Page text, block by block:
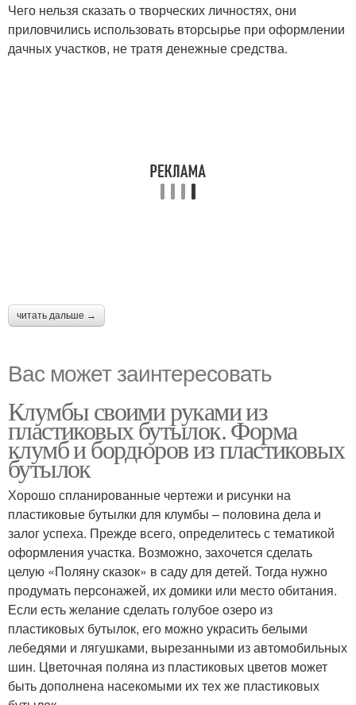
Чего нельзя сказать о творческих личностях, они
приловчились использовать вторсырье при оформлении
дачных участков, не тратя денежные средства.
читать дальше →
Вас может заинтересовать
Клумбы своими руками из
пластиковых бутылок. Форма
клумб и бордюров из пластиковых
бутылок
Хорошо спланированные чертежи и рисунки на
пластиковые бутылки для клумбы – половина дела и
залог успеха. Прежде всего, определитесь с тематикой
оформления участка. Возможно, захочется сделать
целую «Поляну сказок» в саду для детей. Тогда нужно
продумать персонажей, их домики или место обитания.
Если есть желание сделать голубое озеро из
пластиковых бутылок, его можно украсить белыми
лебедями и лягушками, вырезанными из автомобильных
шин. Цветочная поляна из пластиковых цветов может
быть дополнена насекомыми их тех же пластиковых